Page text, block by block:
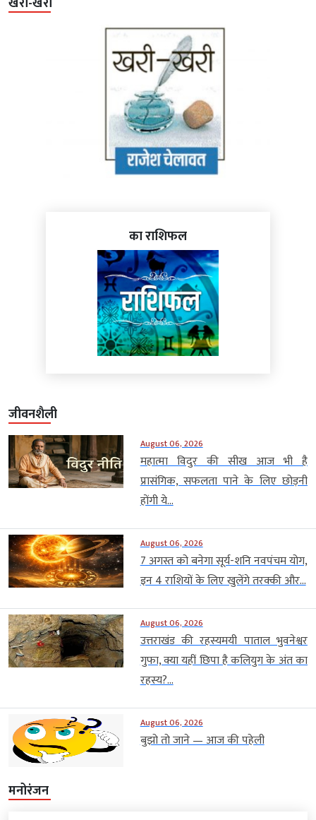
का राशिफल
जीवनशैली
August 06, 2026
महात्मा विदुर की सीख आज भी है
प्रासंगिक, सफलता पाने के लिए छोड़नी
होंगी ये...
August 06, 2026
7 अगस्त को बनेगा सूर्य-शनि नवपंचम योग,
इन 4 राशियों के लिए खुलेंगे तरक्की और...
August 06, 2026
उत्तराखंड की रहस्यमयी पाताल भुवनेश्वर
गुफा, क्या यहीं छिपा है कलियुग के अंत का
रहस्य?...
August 06, 2026
बुझो तो जाने — आज की पहेली
मनोरंजन